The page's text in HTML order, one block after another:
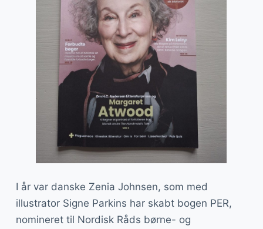
I år var danske Zenia Johnsen, som med
illustrator Signe Parkins har skabt bogen PER,
nomineret til Nordisk Råds børne- og